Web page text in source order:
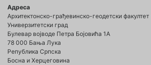
Адреса
Архитектонско-грађевинско-геодетски факултет
Универзитетски град
Булевар војводе Петра Бојовића 1A
78 000 Бања Лука
Република Српска
Босна и Херцеговина